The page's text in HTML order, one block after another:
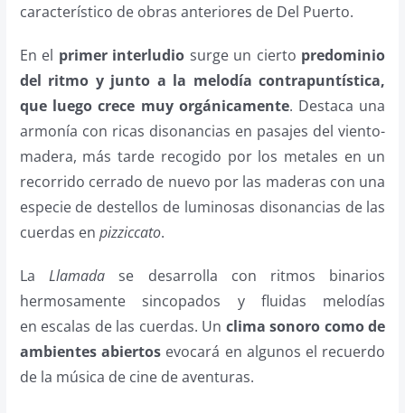
característico de obras anteriores de Del Puerto.
En el primer interludio surge un cierto predominio
del ritmo y junto a la melodía contrapuntística,
que luego crece muy orgánicamente. Destaca una
armonía con ricas disonancias en pasajes del viento-
madera, más tarde recogido por los metales en un
recorrido cerrado de nuevo por las maderas con una
especie de destellos de luminosas disonancias de las
cuerdas en pizziccato.
La Llamadase desarrolla con ritmos binarios
hermosamente sincopados y fluidas melodías
en escalas de las cuerdas. Un clima sonoro como de
ambientes abiertosevocará en algunos el recuerdo
de la música de cine de aventuras.